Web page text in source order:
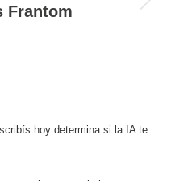
Frantom
hoy determina si la IA te